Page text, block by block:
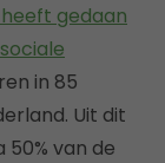
gedaan
in 85
Uit dit
van de